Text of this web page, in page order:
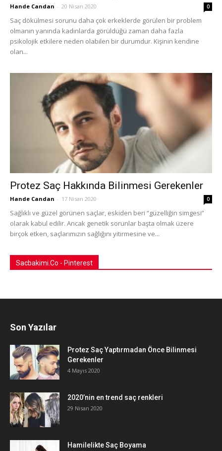
Hande Candan - 20 Nisan 2020 0
Saç dökülmesi sorunu daha çok erkeklerde görülen bir problem
olmanın yanında kadınlarda görüldüğü zaman daha fazla
psikolojik etkilere neden olabilen bir durumdur. Kişinin kendine
olan...
Protez Saç Hakkında Bilinmesi Gerekenler
Hande Candan - 17 Nisan 2020 0
Sağlıklı ve güzel görünen saçlar, eskiden beri “güzelliğin simgesi”
olarak kabul edilir. Ancak genetik sorunlar başta olmak üzere
birçok etken, saçlarımızın sağlığını yitirmesine ve...
Sacbakimi.Co - Pinterest
Son Yazılar
Protez Saç Yaptırmadan Önce Bilinmesi
Gerekenler
4 Mayıs 2020
2020’nin en trend saç renkleri
29 Nisan 2020
Hamilelikte Saç Boyama